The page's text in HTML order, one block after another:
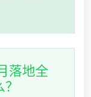
落地全